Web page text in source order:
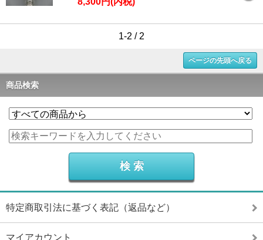
1-2 / 2
ページの先頭へ戻る
商品検索
特定商取引法に基づく表記（返品など）
マイアカウント